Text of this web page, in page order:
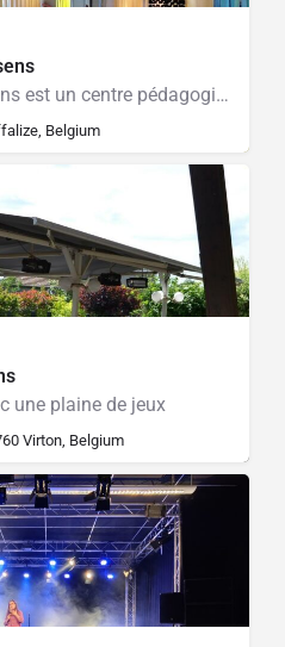
Houtopia, univers de sens est un centre pédagogique et récréatif dédié à l'exploration sensorielle
Belgium
une plaine de jeux
Virton, Belgium